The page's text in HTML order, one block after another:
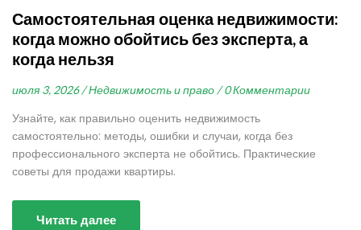
Самостоятельная оценка недвижимости:
когда можно обойтись без эксперта, а
когда нельзя
июля 3, 2026 / Недвижимость и право / 0 Комментарии
Узнайте, как правильно оценить недвижимость
самостоятельно: методы, ошибки и случаи, когда без
профессионального эксперта не обойтись. Практические
советы для продажи квартиры.
Читать далее